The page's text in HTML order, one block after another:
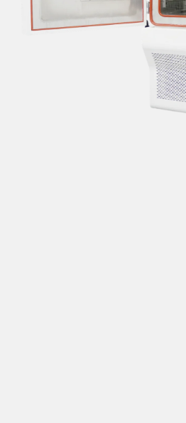
Máy nhuộm thí nghiệm
Máy cán ép thí nghiệm